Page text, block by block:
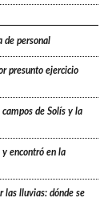
de personal
presunto ejercicio
de Solís y la
encontró en la
las lluvias: dónde se